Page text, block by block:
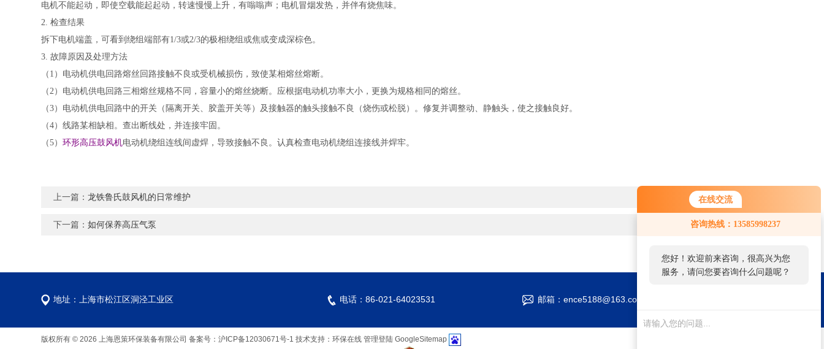
在线交流
咨询热线：13585998237
您好！欢迎前来咨询，很高兴为您
服务，请问您要咨询什么问题呢？
电机不能起动，即使空载能起起动，转速慢慢上升，有嗡嗡声；电机冒烟发热，并伴有烧焦味。
2. 检查结果
拆下电机端盖，可看到绕组端部有1/3或2/3的极相绕组或焦或变成深棕色。
3. 故障原因及处理方法
（1）电动机供电回路熔丝回路接触不良或受机械损伤，致使某相熔丝熔断。
（2）电动机供电回路三相熔丝规格不同，容量小的熔丝烧断。应根据电动机功率大小，更换为规格相同的熔丝。
（3）电动机供电回路中的开关（隔离开关、胶盖开关等）及接触器的触头接触不良（烧伤或松脱）。修复并调整动、静触头，使之接触良好。
（4）线路某相缺相。查出断线处，并连接牢固。
（5）环形高压鼓风机电动机绕组连线间虚焊，导致接触不良。认真检查电动机绕组连接线并焊牢。
上一篇：龙铁鲁氏鼓风机的日常维护
下一篇：如何保养高压气泵
地址：上海市松江区洞泾工业区 电话：86-021-64023531 邮箱：ence5188@163.com
版权所有 © 2026 上海恩策环保装备有限公司备案号：沪ICP备12030671号-1 技术支持：环保在线 管理登陆 GoogleSitemap